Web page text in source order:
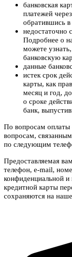
банковская
платежей
обратившись
недостаточно
Подробнее о
можете
банковскую
данные
истек срок
карты, как
месяц и год,
о сроке
банк,
По вопросам
вопросам,
по следующим
Предоставляемая
телефон, e-mail,
конфиденциальной
кредитной карты
сохраняются на